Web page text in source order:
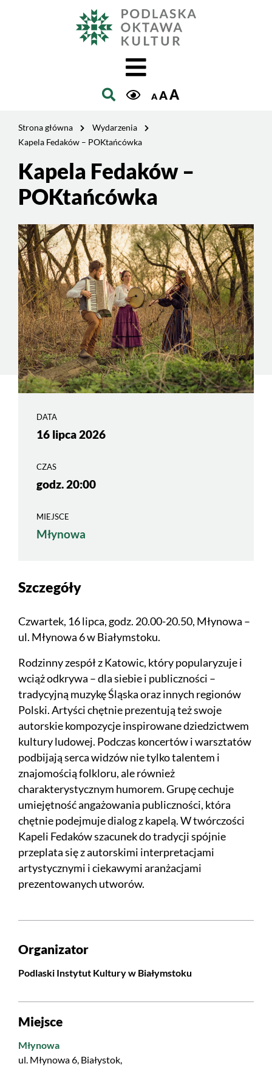
AAA
Strona główna
Wydarzenia
Kapela Fedaków – POKtańcówka
Kapela Fedaków –
POKtańcówka
DATA
16 lipca 2026
CZAS
godz. 20:00
MIEJSCE
Młynowa
Szczegóły
Czwartek, 16 lipca, godz. 20.00-20.50, Młynowa –
ul. Młynowa 6 w Białymstoku.
Rodzinny zespół z Katowic, który popularyzuje i
wciąż odkrywa – dla siebie i publiczności –
tradycyjną muzykę Śląska oraz innych regionów
Polski. Artyści chętnie prezentują też swoje
autorskie kompozycje inspirowane dziedzictwem
kultury ludowej. Podczas koncertów i warsztatów
podbijają serca widzów nie tylko talentem i
znajomością folkloru, ale również
charakterystycznym humorem. Grupę cechuje
umiejętność angażowania publiczności, która
chętnie podejmuje dialog z kapelą. W twórczości
Kapeli Fedaków szacunek do tradycji spójnie
przeplata się z autorskimi interpretacjami
artystycznymi i ciekawymi aranżacjami
prezentowanych utworów.
Organizator
Podlaski Instytut Kultury w Białymstoku
Miejsce
Młynowa
ul. Młynowa 6, Białystok,